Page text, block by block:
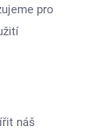
pro
náš